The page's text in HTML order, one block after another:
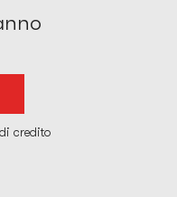
credito